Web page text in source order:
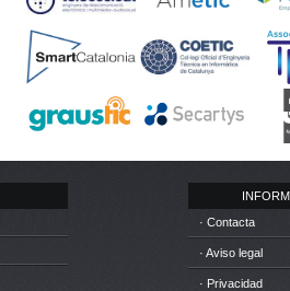
· Contacta
· Aviso legal
· Privacidad